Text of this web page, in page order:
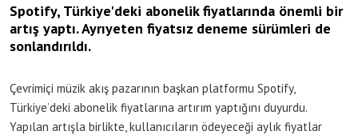
Spotify, Türkiye'deki abonelik fiyatlarında önemli bir
artış yaptı. Ayrıyeten fiyatsız deneme sürümleri de
sonlandırıldı.
Çevrimiçi müzik akış pazarının başkan platformu Spotify,
Türkiye’deki abonelik fiyatlarına artırım yaptığını duyurdu.
Yapılan artışla birlikte, kullanıcıların ödeyeceği aylık fiyatlar